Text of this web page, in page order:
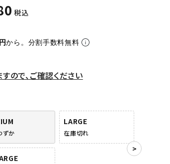
税込
から。分割手数料無料
ので、ご確認ください
ずか
LARGE
在庫切れ